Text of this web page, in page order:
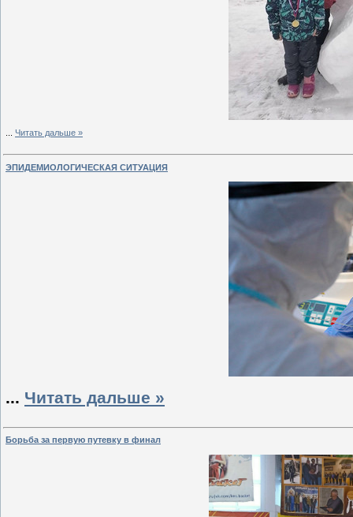
Читать дальше »
ЭПИДЕМИОЛОГИЧЕСКАЯ СИТУАЦИЯ
... Читать дальше »
Борьба за первую путевку в финал